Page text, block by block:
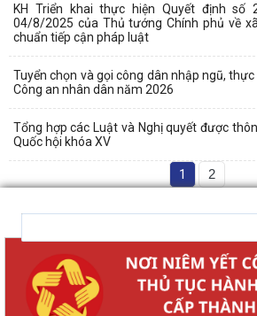
KH Triển khai thực hiện Quyết định số
04/8/2025 của Thủ tướng Chính phủ về
chuẩn tiếp cận pháp luật
Tuyển chọn và gọi công dân nhập ngũ,
Công an nhân dân năm 2026
Tổng hợp các Luật và Nghị quyết được
Quốc hội khóa XV
1 2